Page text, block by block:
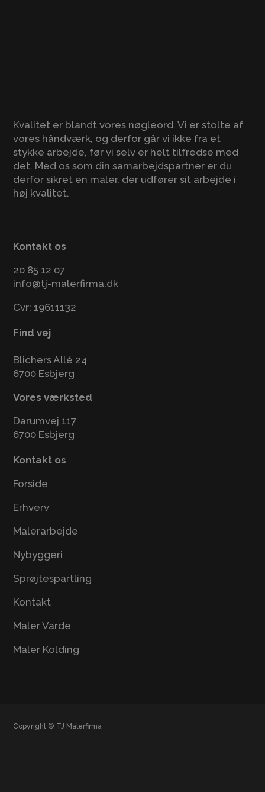
Kvalitet er blandt vores nøgleord. Vi er stolte af
vores håndværk, og derfor går vi ikke fra et
stykke arbejde, før vi selv er helt tilfredse med
det. Med os som din samarbejdspartner er du
derfor sikret en maler, der udfører sit arbejde i
høj kvalitet.
Kontakt os
20 85 12 07
info@tj-malerfirma.dk
Cvr: 19611132
Find vej
Blichers Allé 24
6700 Esbjerg
Vores værksted
Darumvej 117
6700 Esbjerg
Kontakt os
Forside
Erhverv
Malerarbejde
Nybyggeri
Sprøjtespartling
Kontakt
Maler Varde
Maler Kolding
Copyright © TJ Malerfirma